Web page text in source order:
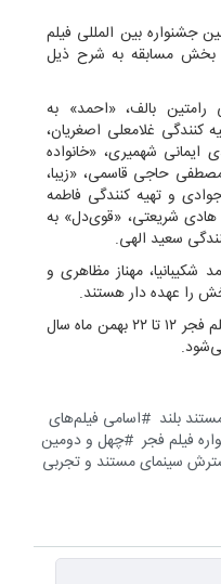
جشنواره بین المللی فیلم
بخش مسابقه به شرح ذیل
رامتین بالف، «احمد» به
کنندگی غلامعلی اصغریان،
ایمانی شهمیری، «خانواده
مصطفی حاجی قاسمی، «زیبا،
جوادی و تهیه کنندگی فاطمه
هادی شریعتی، «قوی‌دل» به
سعید الهی.
مهناز مظاهری و
را عهده دار هستند.
چهل و دومین جشنواره بین‌المللی فیلم فجر ۱۲ تا ۲۲ بهمن ماه سال
بلند
اسامی فیلم‌های
فیلم فجر
چهل و دومین
سینمای مستند و تجربی